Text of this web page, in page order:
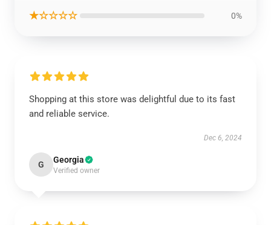
★☆☆☆☆ 0%
Shopping at this store was delightful due to its fast
and reliable service.
Dec 6, 2024
G Georgia
Verified owner